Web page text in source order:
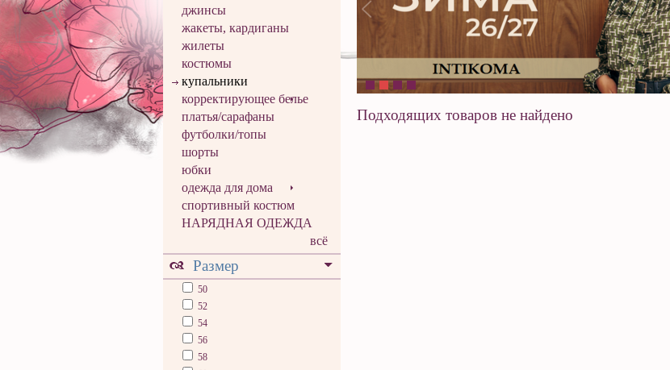
джинсы
жакеты, кардиганы
жилеты
костюмы
купальники
корректирующее белье
платья/сарафаны
футболки/топы
шорты
юбки
одежда для дома
спортивный костюм
НАРЯДНАЯ ОДЕЖДА
всё
Размер
50
52
54
56
58
Подходящих товаров не найдено